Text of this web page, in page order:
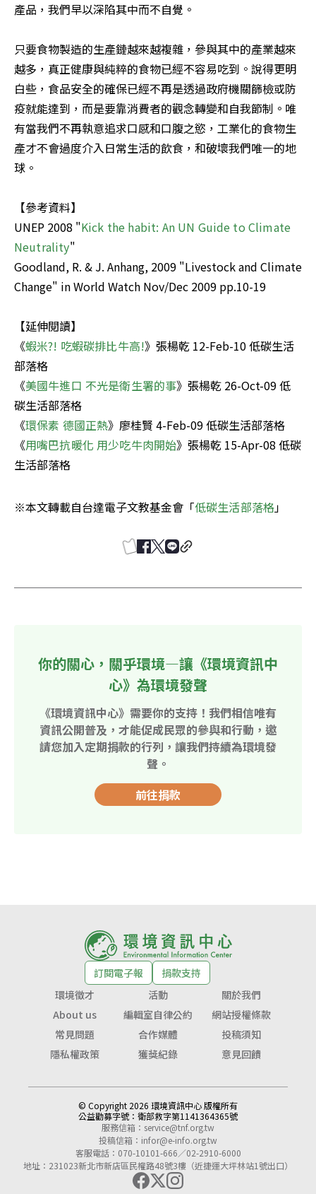
產品，我們早以深陷其中而不自覺。
只要食物製造的生產鏈越來越複雜，參與其中的產業越來
越多，真正健康與純粹的食物已經不容易吃到。說得更明
白些，食品安全的確保已經不再是透過政府機關篩檢或防
疫就能達到，而是要靠消費者的觀念轉變和自我節制。唯
有當我們不再執意追求口感和口腹之慾，工業化的食物生
產才不會過度介入日常生活的飲食，和破壞我們唯一的地
球。
【參考資料】
UNEP 2008 "Kick the habit: An UN Guide to Climate
Neutrality"
Goodland, R. & J. Anhang, 2009 "Livestock and Climate
Change" in World Watch Nov/Dec 2009 pp.10-19
【延伸閱讀】
《蝦米?! 吃蝦碳排比牛高!》張楊乾 12-Feb-10 低碳生活
部落格
《美國牛進口 不光是衛生署的事》張楊乾 26-Oct-09 低
碳生活部落格
《環保素 德國正熱》廖桂賢 4-Feb-09 低碳生活部落格
《用嘴巴抗暖化 用少吃牛肉開始》張楊乾 15-Apr-08 低碳
生活部落格
※本文轉載自台達電子文教基金會「低碳生活部落格」
你的關心，關乎環境—讓《環境資訊中
心》為環境發聲
《環境資訊中心》需要你的支持！我們相信唯有
資訊公開普及，才能促成民眾的參與和行動，邀
請您加入定期捐款的行列，讓我們持續為環境發
聲。
前往捐款
訂閱電子報
捐款支持
環境徵才
活動
關於我們
About us
編輯室自律公約
網站授權條款
常見問題
合作媒體
投稿須知
隱私權政策
獲獎紀錄 意見回饋
© Copyright 2026 環境資訊中心 版權所有
公益勸募字號： 衛部救字第1141364365號
服務信箱： service@tnf.org.tw
投稿信箱： infor@e-info.org.tw
客服電話：070-10101-666／02-2910-6000
地址：231023新北市新店區民權路48號3樓（近捷運大坪林站1號出口）